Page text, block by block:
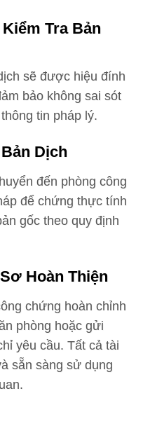
Tra Bản
sẽ được hiệu đính
bảo không sai sót
tin pháp lý.
Dịch
đến phòng công
để chứng thực tính
gốc theo quy định
Hoàn Thiện
chứng hoàn chỉnh
phòng hoặc gửi
yêu cầu. Tất cả tài
sẵn sàng sử dụng